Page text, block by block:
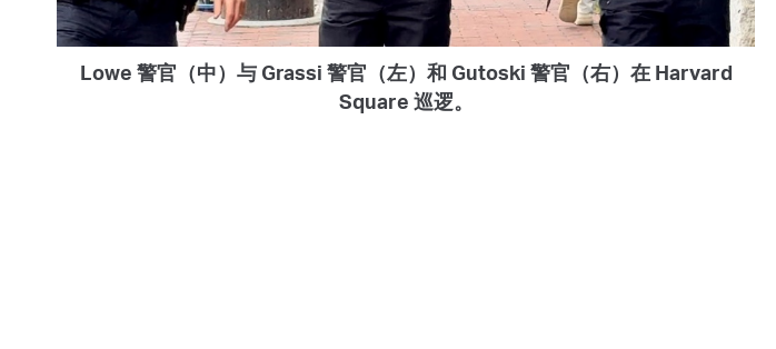
Lowe 警官（中）与 Grassi 警官（左）和 Gutoski 警官（右）在 Harvard
Square 巡逻。